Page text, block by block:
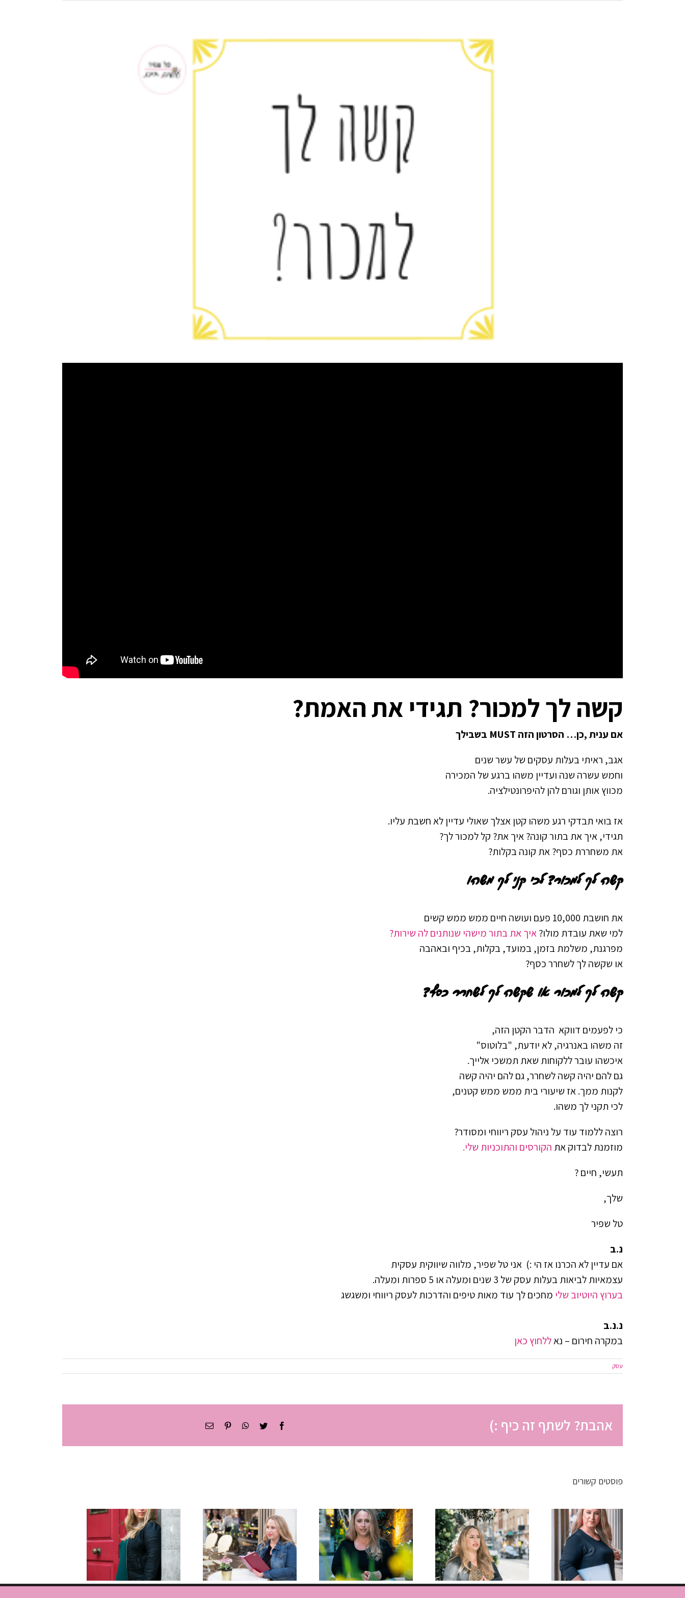
קשה לך למכור? תגידי את האמת?
אם ענית ,כן… הסרטון הזה MUST בשבילך
אגב, ראיתי בעלות עסקים של עשר שנים
וחמש עשרה שנה ועדיין משהו ברגע של המכירה
מכווץ אותן וגורם להן להיפרונטילציה.
אז בואי תבדקי רגע משהו קטן אצלך שאולי עדיין לא חשבת עליו.
תגידי, איך את בתור קונה? איך את? קל למכור לך?
את משחררת כסף? את קונה בקלות?
קשה לך למכור? לכי קני לך משהו
את חושבת 10,000 פעם ועושה חיים ממש ממש קשים
למי שאת עובדת מולו?איך את בתור מישהי שנותנים לה שירות?
מפרגנת, משלמת בזמן, במועד, בקלות, בכיף ובאהבה
או שקשה לך לשחרר כסף?
קשה לך למכוראו שקשה לך לשחרר כסף?
כי לפעמים דווקא הדבר הקטן הזה,
זה משהו באנרגיה, לא יודעת, "בלוטוס"
איכשהו עובר ללקוחות שאת תמשכי אלייך.
גם להם יהיה קשה לשחרר, גם להם יהיה קשה
לקנות ממך. אז שיעורי בית ממש ממש קטנים,
לכי תקני לך משהו.
רוצה ללמוד עוד על ניהול עסק ריווחי ומסודר?
מוזמנת לבדוק את הקורסים והתוכניות שלי.
תעשי, חיים ?
שלך,
טל שפיר
נ.ב
אם עדיין לא הכרנו אז הי :) אני טל שפיר, מלווה שיווקית עסקית
עצמאיות לביאות בעלות עסק של 3 שנים ומעלה או 5 ספרות ומעלה.
בערוץ היוטיוב שלי מחכים לך עוד מאות טיפים והדרכות לעסק ריווחי ומשגשג
נ.נ.ב
במקרה חירום – נאללחוץ כאן
עסק
אהבת? לשתף זה כיף :) Facebook
Twitter
WhatsApp
Pinterestכתובת
פוסטים קשורים
שהתארכה?
איך לנהל
פגישות שלא
גוזלות חצי
איך להפסיק
“לכבות
שריפות”
ולהתחיל
השפה
הסודית
שמנהלת לך
את העסק
פחות אשמה,
יותר חופש:
הגישה
החדשה
פחות
לקוחות, יותר
עוצמה:
הזדמנות